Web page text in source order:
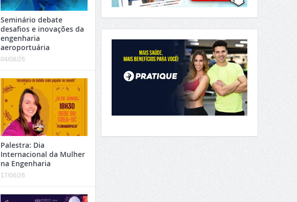
Seminário debate
desafios e inovações da
engenharia
aeroportuária
04/08/26
Palestra: Dia
Internacional da Mulher
na Engenharia
17/06/26